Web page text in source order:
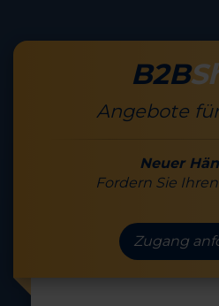
B2B
Angebote
Neuer
Fordern Sie
Zugang